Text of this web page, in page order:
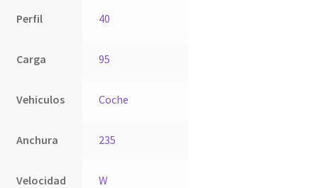
Perfil 40
Carga 95
Vehiculos Coche
Anchura 235
Velocidad W